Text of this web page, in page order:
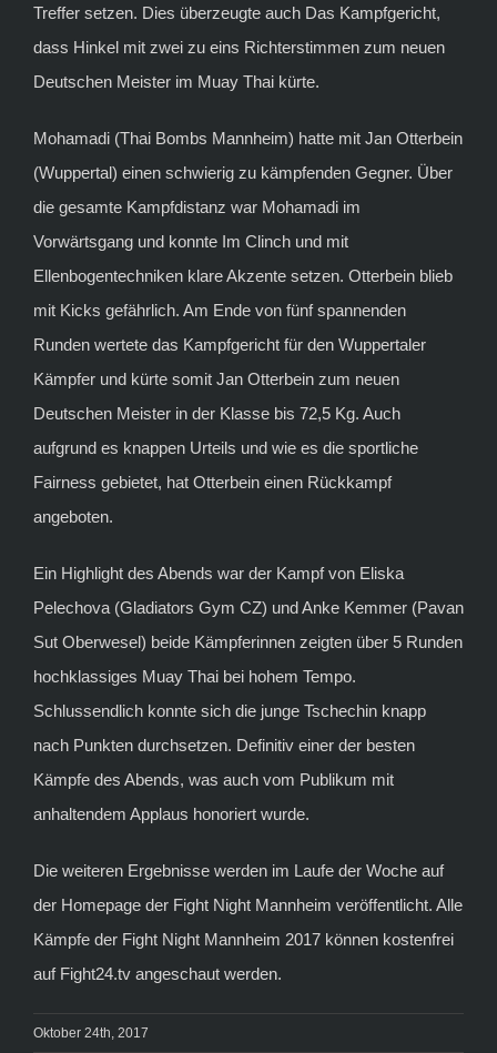
Treffer setzen. Dies überzeugte auch Das Kampfgericht,
dass Hinkel mit zwei zu eins Richterstimmen zum neuen
Deutschen Meister im Muay Thai kürte.
Mohamadi (Thai Bombs Mannheim) hatte mit Jan Otterbein
(Wuppertal) einen schwierig zu kämpfenden Gegner. Über
die gesamte Kampfdistanz war Mohamadi im
Vorwärtsgang und konnte Im Clinch und mit
Ellenbogentechniken klare Akzente setzen. Otterbein blieb
mit Kicks gefährlich. Am Ende von fünf spannenden
Runden wertete das Kampfgericht für den Wuppertaler
Kämpfer und kürte somit Jan Otterbein zum neuen
Deutschen Meister in der Klasse bis 72,5 Kg. Auch
aufgrund es knappen Urteils und wie es die sportliche
Fairness gebietet, hat Otterbein einen Rückkampf
angeboten.
Ein Highlight des Abends war der Kampf von Eliska
Pelechova (Gladiators Gym CZ) und Anke Kemmer (Pavan
Sut Oberwesel) beide Kämpferinnen zeigten über 5 Runden
hochklassiges Muay Thai bei hohem Tempo.
Schlussendlich konnte sich die junge Tschechin knapp
nach Punkten durchsetzen. Definitiv einer der besten
Kämpfe des Abends, was auch vom Publikum mit
anhaltendem Applaus honoriert wurde.
Die weiteren Ergebnisse werden im Laufe der Woche auf
der Homepage der Fight Night Mannheim veröffentlicht. Alle
Kämpfe der Fight Night Mannheim 2017 können kostenfrei
auf Fight24.tv angeschaut werden.
Oktober 24th, 2017